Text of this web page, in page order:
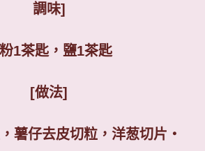
調味]
1茶匙，鹽1茶匙
[做法]
薯仔去皮切粒，洋葱切片‧